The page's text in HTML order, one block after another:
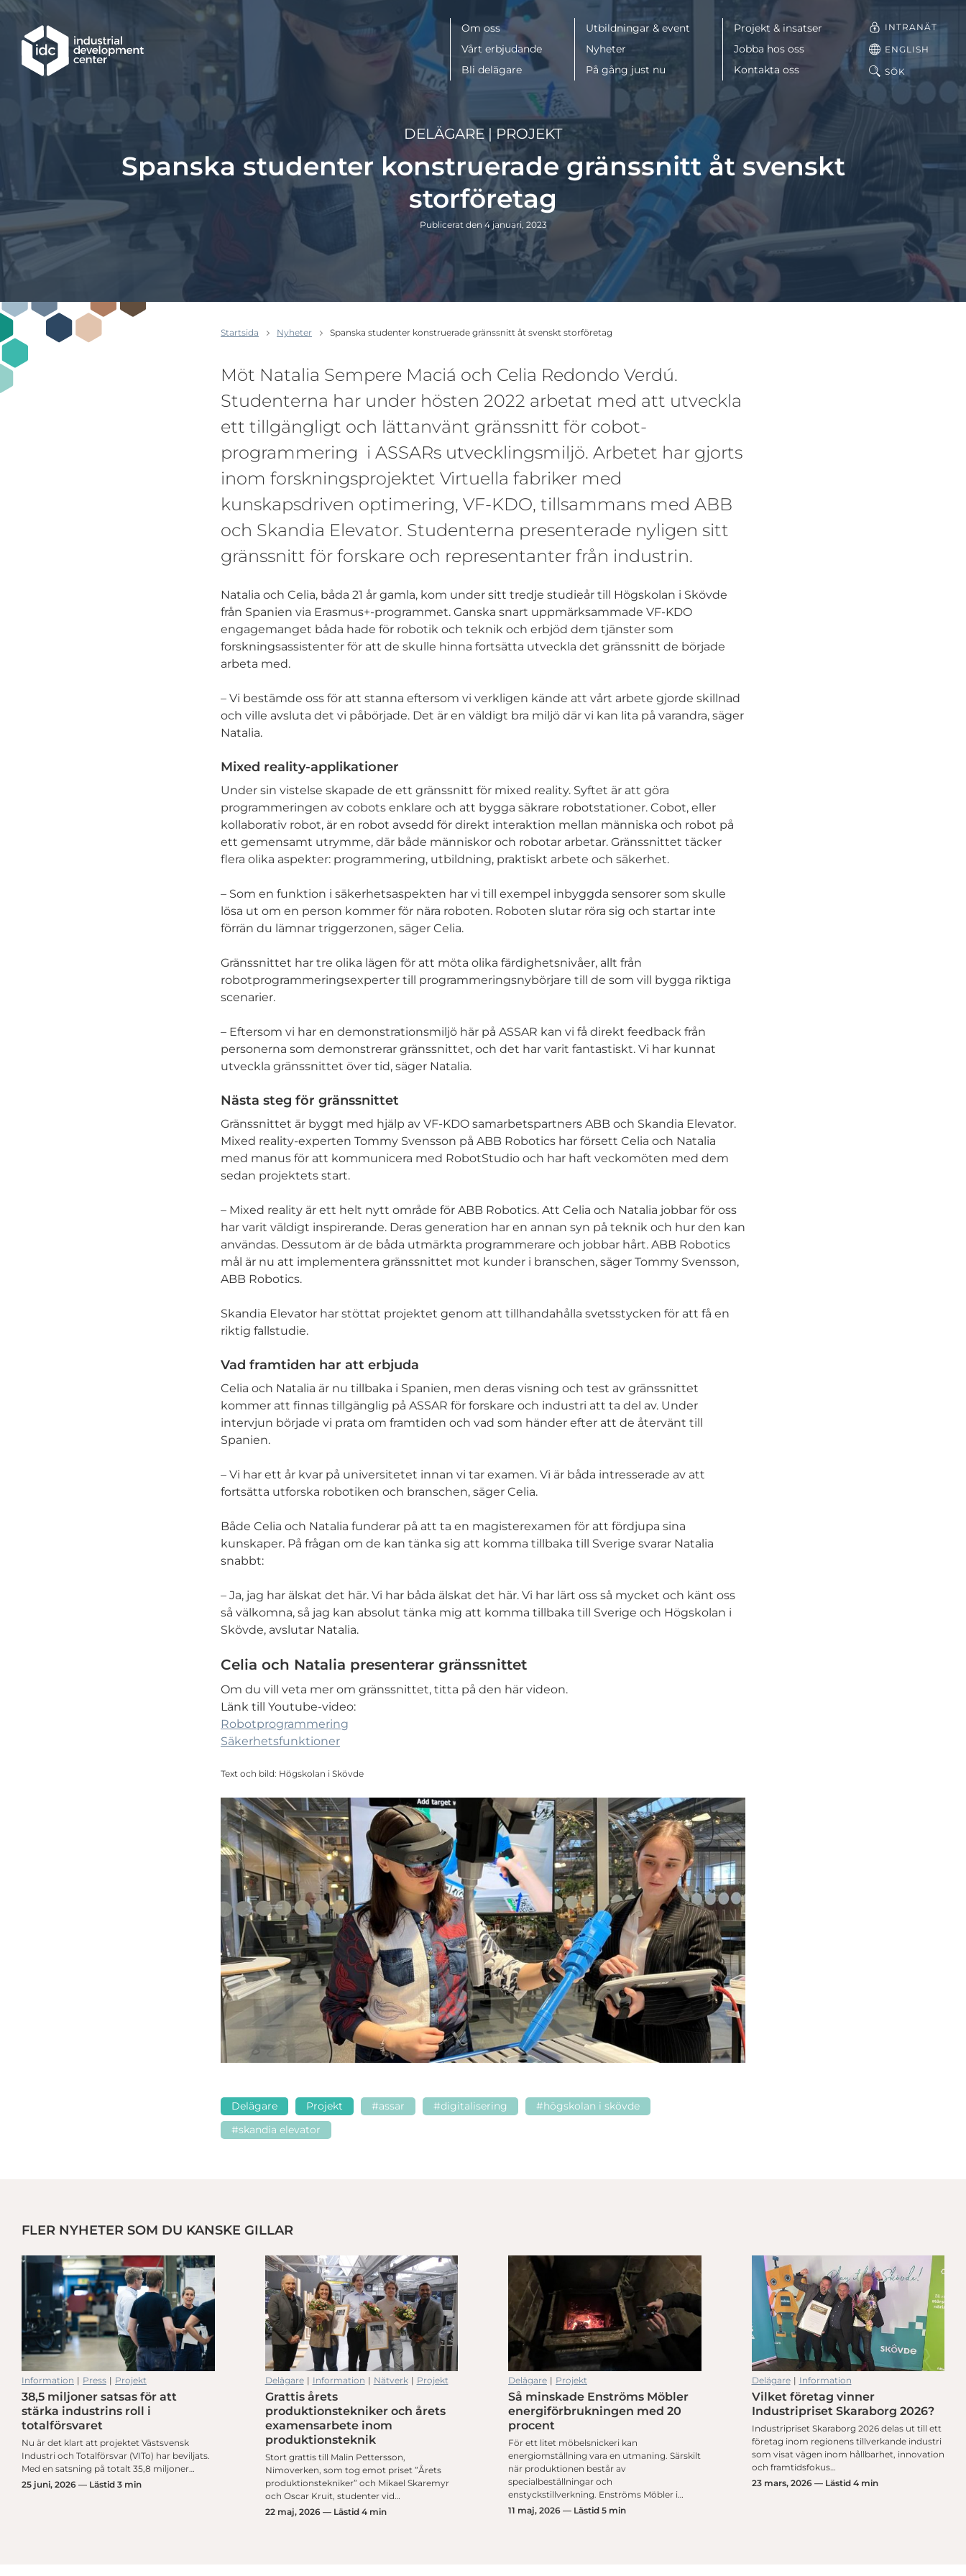
Hoppa till huvudinnehållet
Meny
Om oss
Vårt erbjudande
Bli delägare
Utbildningar & event
Nyheter
På gång just nu
Projekt & insatser
Jobba hos oss
Kontakta oss
INTRANÄT
ENGLISH
SÖK
DELÄGARE| PROJEKT
Spanska studenter konstruerade gränssnitt åt svenskt
storföretag
Publicerat den 4 januari, 2023
Startsida Nyheter Spanska studenter konstruerade gränssnitt åt svenskt storföretag
Möt Natalia Sempere Maciá och Celia Redondo Verdú.
Studenterna har under hösten 2022 arbetat med att utveckla
ett tillgängligt och lättanvänt gränssnitt för cobot-
programmering i ASSARs utvecklingsmiljö. Arbetet har gjorts
inom forskningsprojektet Virtuella fabriker med
kunskapsdriven optimering, VF-KDO, tillsammans med ABB
och Skandia Elevator. Studenterna presenterade nyligen sitt
gränssnitt för forskare och representanter från industrin.
Natalia och Celia, båda 21 år gamla, kom under sitt tredje studieår till Högskolan i Skövde
från Spanien via Erasmus+-programmet. Ganska snart uppmärksammade VF-KDO
engagemanget båda hade för robotik och teknik och erbjöd dem tjänster som
forskningsassistenter för att de skulle hinna fortsätta utveckla det gränssnitt de började
arbeta med.
– Vi bestämde oss för att stanna eftersom vi verkligen kände att vårt arbete gjorde skillnad
och ville avsluta det vi påbörjade. Det är en väldigt bra miljö där vi kan lita på varandra, säger
Natalia.
Mixed reality-applikationer
Under sin vistelse skapade de ett gränssnitt för mixed reality. Syftet är att göra
programmeringen av cobots enklare och att bygga säkrare robotstationer. Cobot, eller
kollaborativ robot, är en robot avsedd för direkt interaktion mellan människa och robot på
ett gemensamt utrymme, där både människor och robotar arbetar. Gränssnittet täcker
flera olika aspekter: programmering, utbildning, praktiskt arbete och säkerhet.
– Som en funktion i säkerhetsaspekten har vi till exempel inbyggda sensorer som skulle
lösa ut om en person kommer för nära roboten. Roboten slutar röra sig och startar inte
förrän du lämnar triggerzonen, säger Celia.
Gränssnittet har tre olika lägen för att möta olika färdighetsnivåer, allt från
robotprogrammeringsexperter till programmeringsnybörjare till de som vill bygga riktiga
scenarier.
– Eftersom vi har en demonstrationsmiljö här på ASSAR kan vi få direkt feedback från
personerna som demonstrerar gränssnittet, och det har varit fantastiskt. Vi har kunnat
utveckla gränssnittet över tid, säger Natalia.
Nästa steg för gränssnittet
Gränssnittet är byggt med hjälp av VF-KDO samarbetspartners ABB och Skandia Elevator.
Mixed reality-experten Tommy Svensson på ABB Robotics har försett Celia och Natalia
med manus för att kommunicera med RobotStudio och har haft veckomöten med dem
sedan projektets start.
– Mixed reality är ett helt nytt område för ABB Robotics. Att Celia och Natalia jobbar för oss
har varit väldigt inspirerande. Deras generation har en annan syn på teknik och hur den kan
användas. Dessutom är de båda utmärkta programmerare och jobbar hårt. ABB Robotics
mål är nu att implementera gränssnittet mot kunder i branschen, säger Tommy Svensson,
ABB Robotics.
Skandia Elevator har stöttat projektet genom att tillhandahålla svetsstycken för att få en
riktig fallstudie.
Vad framtiden har att erbjuda
Celia och Natalia är nu tillbaka i Spanien, men deras visning och test av gränssnittet
kommer att finnas tillgänglig på ASSAR för forskare och industri att ta del av. Under
intervjun började vi prata om framtiden och vad som händer efter att de återvänt till
Spanien.
– Vi har ett år kvar på universitetet innan vi tar examen. Vi är båda intresserade av att
fortsätta utforska robotiken och branschen, säger Celia.
Både Celia och Natalia funderar på att ta en magisterexamen för att fördjupa sina
kunskaper. På frågan om de kan tänka sig att komma tillbaka till Sverige svarar Natalia
snabbt:
– Ja, jag har älskat det här. Vi har båda älskat det här. Vi har lärt oss så mycket och känt oss
så välkomna, så jag kan absolut tänka mig att komma tillbaka till Sverige och Högskolan i
Skövde, avslutar Natalia.
Celia och Natalia presenterar gränssnittet
Om du vill veta mer om gränssnittet, titta på den här videon.
Länk till Youtube-video:
Robotprogrammering
Säkerhetsfunktioner
Text och bild: Högskolan i Skövde
Delägare Projekt #assar #digitalisering
#högskolan i skövde
#skandia elevator
Facebook
Mail
FLER NYHETER SOM DU KANSKE GILLAR
Information | Press | Projekt
38,5 miljoner satsas för att
stärka industrins roll i
totalförsvaret
Nu är det klart att projektet Västsvensk
Industri och Totalförsvar (VITo) har beviljats.
Med en satsning på totalt 35,8 miljoner…
25 juni, 2026 — Lästid 3 min
Delägare| Information | Nätverk| Projekt
Grattis årets
produktionstekniker och årets
examensarbete inom
produktionsteknik
Stort grattis till Malin Pettersson,
Nimoverken, som tog emot priset ”Årets
produktionstekniker” och Mikael Skaremyr
och Oscar Kruit, studenter vid…
22 maj, 2026 — Lästid 4 min
med 20 procent
Delägare | Projekt
med 20 procent
Så minskade Enströms Möbler
energiförbrukningen med 20
procent
För ett litet möbelsnickeri kan
energiomställning vara en utmaning. Särskilt
när produktionen består av
specialbeställningar och
enstyckstillverkning. Enströms Möbler i…
11 maj, 2026 — Lästid 5 min
Vilket företag vinner Industripriset Skaraborg 2026?
Delägare| Information
Vilket företag vinner Industripriset Skaraborg 2026?
Vilket företag vinner
Industripriset Skaraborg 2026?
Industripriset Skaraborg 2026 delas ut till ett
företag inom regionens tillverkande industri
som visat vägen inom hållbarhet, innovation
och framtidsfokus…
23 mars, 2026 — Lästid 4 min